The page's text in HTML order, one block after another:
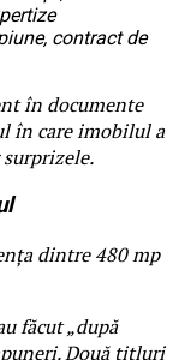
contract de
în documente
în care imobilul a
dintre 480 mp
făcut „după
Două titluri